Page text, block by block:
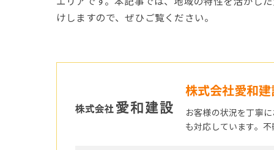
けしますので、ぜひご覧ください。
株式会社愛和
お客様の状況を丁寧
も対応しています。